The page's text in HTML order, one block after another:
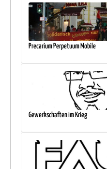
Precarium Perpetuum Mobile
Gewerkschaften im Krieg